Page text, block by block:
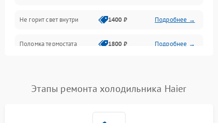
Не горит свет внутри 1400 ₽ Подробнее →
Поломка термостата 1800 ₽ Подробнее →
Поломка системы No Frost 2600 ₽ Подробнее →
Этапы ремонта холодильника Haier